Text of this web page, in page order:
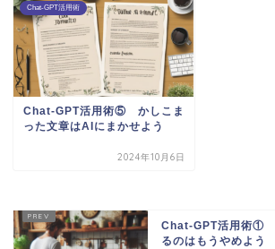
Chat-GPT活用術
Chat-GPT活用術⑤ かしこま
った文章はAIにまかせよう
2024年10月6日
Chat-GPT活用術①
るのはもうやめよう